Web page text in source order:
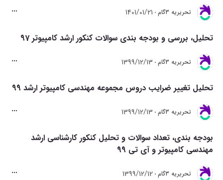
تحريريه 3گام 1401/01/21
تحلیل، بررسی و بودجه بندی سوالات کنکور ارشد کامپیوتر 97
تحريريه 3گام 1399/12/13
تحلیل تغییر ضرایب دروس مجموعه مهندسی کامپیوتر ارشد 99
تحريريه 3گام 1399/12/13
بودجه بندی، تعداد سوالات و تحلیل کنکور کارشناسی ارشد
مهندسی کامپیوتر و آی تی 99
تحريريه 3گام 1399/12/12